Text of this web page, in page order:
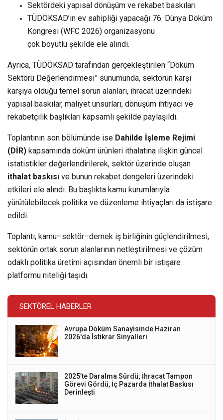
Sektördeki yapısal dönüşüm ve rekabet baskıları
TÜDÖKSAD’ın ev sahipliği yapacağı 76. Dünya Döküm
Kongresi (WFC 2026) organizasyonu
çok boyutlu şekilde ele alındı.
Ayrıca, TÜDÖKSAD tarafından gerçekleştirilen “Döküm
Sektörü Değerlendirmesi” sunumunda, sektörün karşı
karşıya olduğu temel sorun alanları, ihracat üzerindeki
yapısal baskılar, maliyet unsurları, dönüşüm ihtiyacı ve
rekabetçilik başlıkları kapsamlı şekilde paylaşıldı.
Toplantının son bölümünde ise Dahilde İşleme Rejimi
(DİR) kapsamında döküm ürünleri ithalatına ilişkin güncel
istatistikler değerlendirilerek, sektör üzerinde oluşan
ithalat baskısı ve bunun rekabet dengeleri üzerindeki
etkileri ele alındı. Bu başlıkta kamu kurumlarıyla
yürütülebilecek politika ve düzenleme ihtiyaçları da istişare
edildi.
Toplantı, kamu–sektör–dernek iş birliğinin güçlendirilmesi,
sektörün ortak sorun alanlarının netleştirilmesi ve çözüm
odaklı politika üretimi açısından önemli bir istişare
platformu niteliği taşıdı.
SEKTÖREL HABERLER
Avrupa Döküm Sanayisinde Haziran
2026'da İstikrar Sinyalleri
2025’te Daralma Sürdü; İhracat Tampon
Görevi Gördü, İç Pazarda İthalat Baskısı
Derinleşti